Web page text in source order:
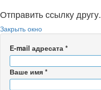
Отправить ссылку другу.
Закрыть окно
E-mail адресата *
Ваше имя *